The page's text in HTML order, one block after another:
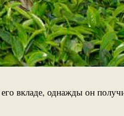
вкладе, однажды он